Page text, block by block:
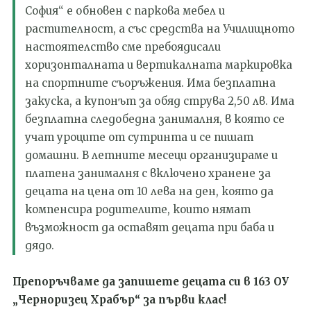
София“ е обновен с паркова мебел и
растителност, а със средства на Училищното
настоятелство сме пребоядисали
хоризонталната и вертикалната маркировка
на спортните съоръжения. Има безплатна
закуска, а купонът за обяд струва 2,50 лв. Има
безплатна следобедна занималня, в която се
учат уроците от сутринта и се пишат
домашни. В летните месеци организираме и
платена занималня с включено хранене за
децата на цена от 10 лева на ден, която да
компенсира родителите, които нямат
възможност да оставят децата при баба и
дядо.
Препоръчваме да запишете децата си в 163 ОУ
„Черноризец Храбър“ за първи клас!